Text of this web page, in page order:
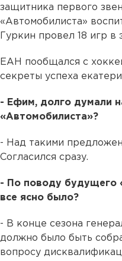
защитника первого
«Автомобилиста»
Гуркин провел 18 игр в
ЕАН пообщался с
секреты успеха
- Ефим, долго думали
«Автомобилиста»?
- Над такими
Согласился сразу.
- По поводу будущего
все ясно было?
- В конце сезона
должно было быть
вопросу